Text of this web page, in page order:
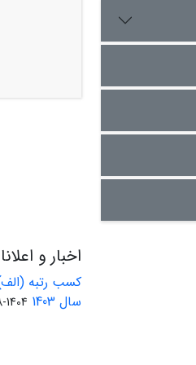
اخبار و
کسب رتبه
سال 1403
1404-08-01